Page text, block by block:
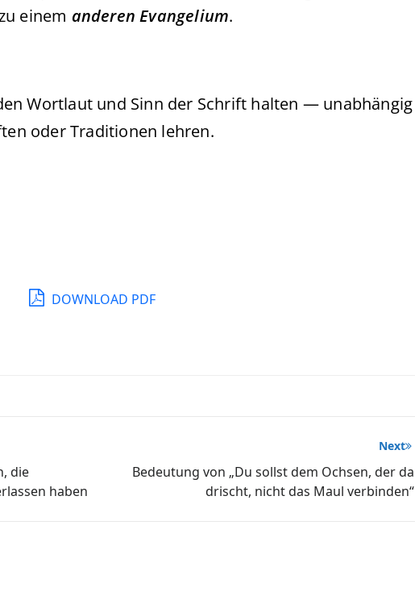
einem anderen Evangelium.
Wortlaut und Sinn der Schrift halten — unabhängig
oder Traditionen lehren.
DOWNLOAD PDF
die
haben
Next
Bedeutung von „Du sollst dem Ochsen, der da
drischt, nicht das Maul verbinden“